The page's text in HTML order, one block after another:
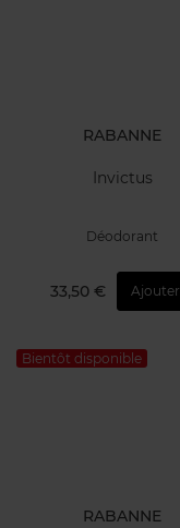
RABANNE
Invictus
Déodorant
33,50 € Ajouter
Bientôt disponible
RABANNE